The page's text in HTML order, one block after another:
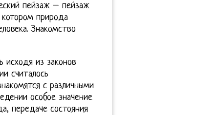
пейзаж – пейзаж
природа
Знакомство
исходя из законов
считалось
с различными
особое значение
передаче состояния